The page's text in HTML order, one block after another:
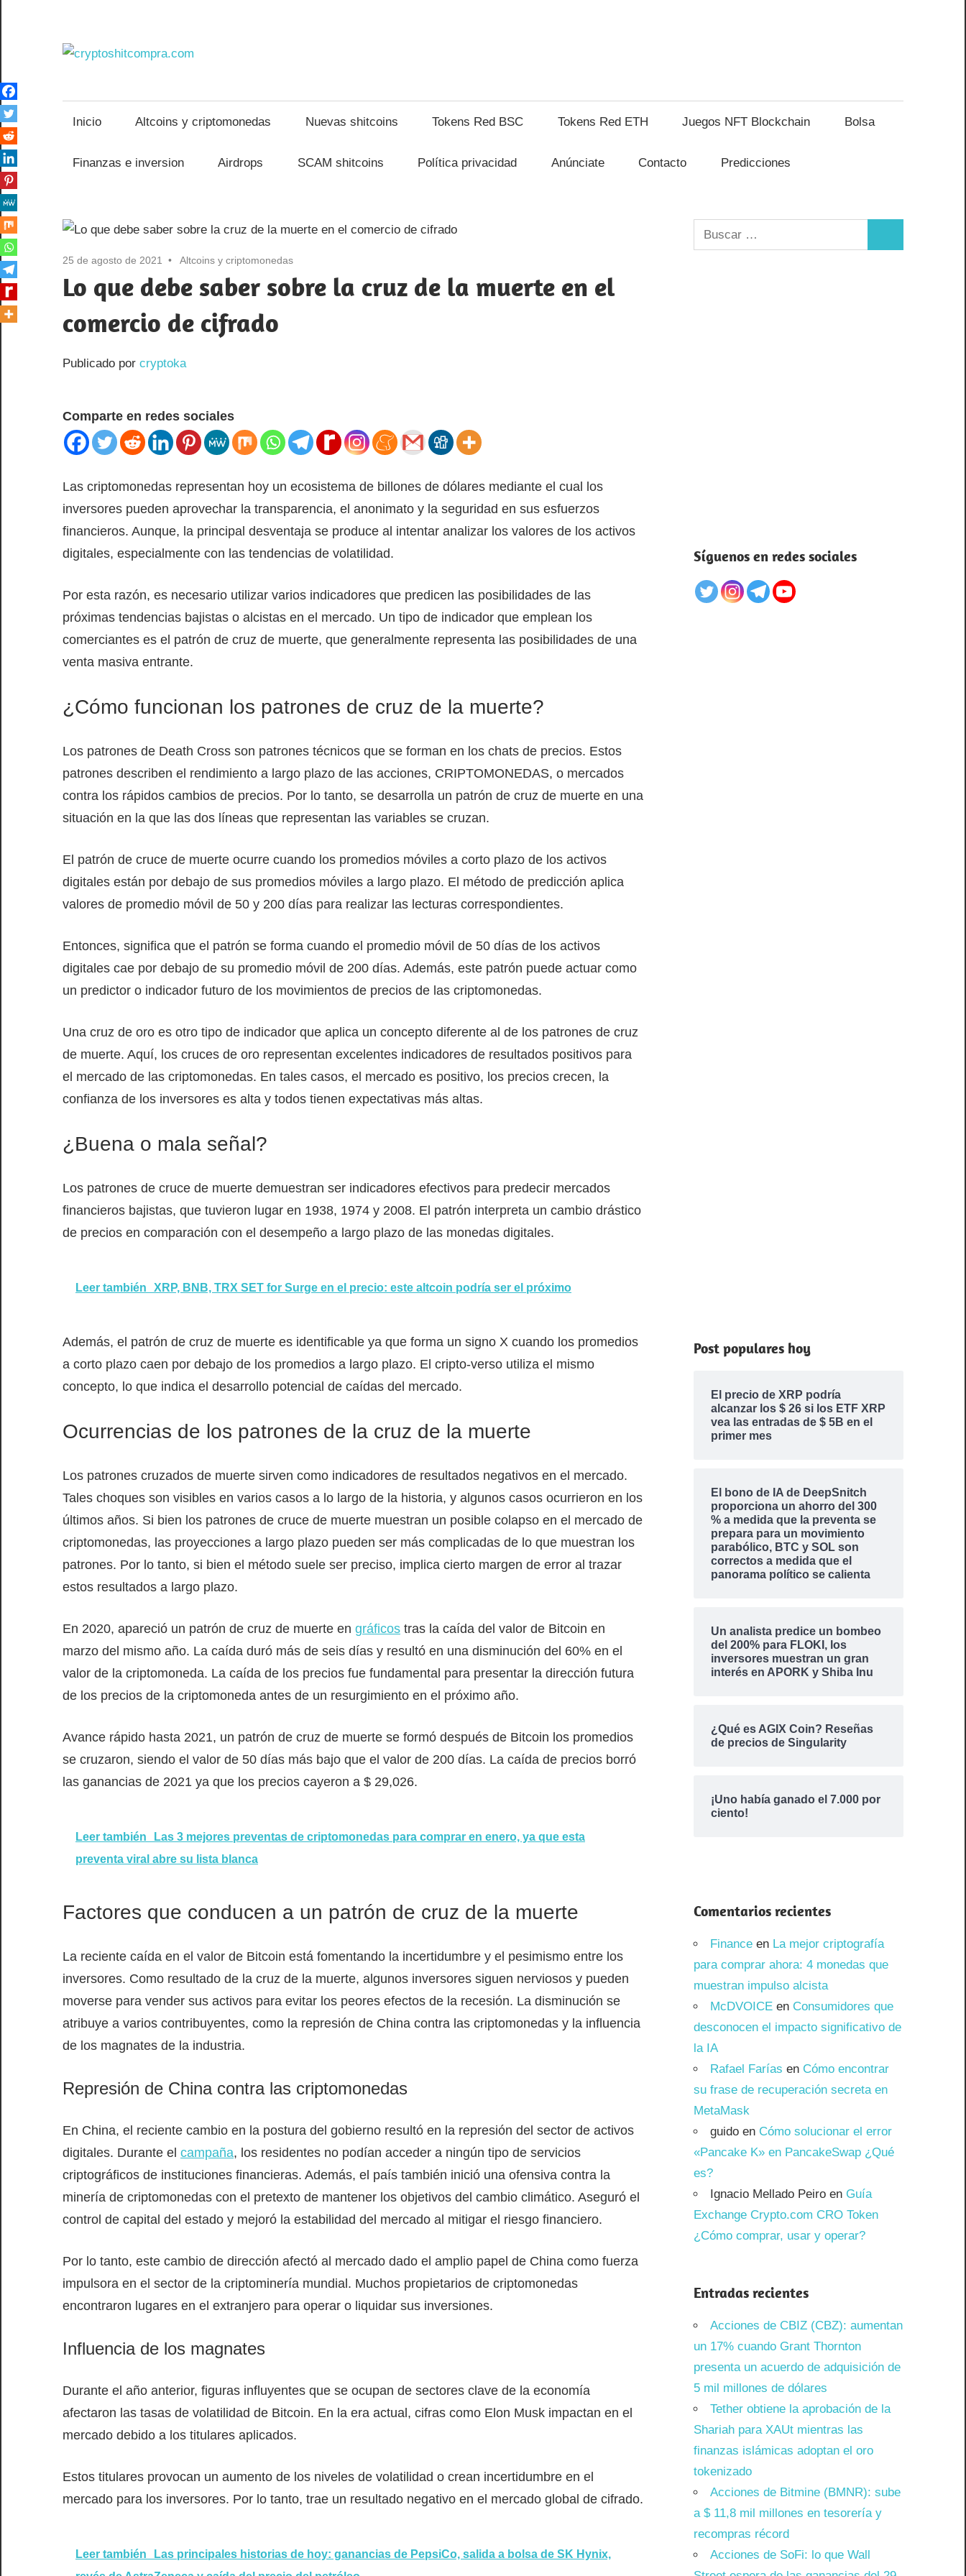
contenido
Inicio Altcoins y criptomonedas Nuevas shitcoins Tokens Red BSC Tokens Red ETH Juegos NFT Blockchain Bolsa
Finanzas e inversion Airdrops SCAM shitcoins Política privacidad Anúnciate Contacto Predicciones
25 de agosto de 2021 Altcoins y criptomonedas
Lo que debe saber sobre la cruz de la muerte en el
comercio de cifrado
Publicado por cryptoka
Comparte en redes sociales
Las criptomonedas representan hoy un ecosistema de billones de dólares mediante el cual los
inversores pueden aprovechar la transparencia, el anonimato y la seguridad en sus esfuerzos
financieros. Aunque, la principal desventaja se produce al intentar analizar los valores de los activos
digitales, especialmente con las tendencias de volatilidad.
Por esta razón, es necesario utilizar varios indicadores que predicen las posibilidades de las
próximas tendencias bajistas o alcistas en el mercado. Un tipo de indicador que emplean los
comerciantes es el patrón de cruz de muerte, que generalmente representa las posibilidades de una
venta masiva entrante.
¿Cómo funcionan los patrones de cruz de la muerte?
Los patrones de Death Cross son patrones técnicos que se forman en los chats de precios. Estos
patrones describen el rendimiento a largo plazo de las acciones, CRIPTOMONEDAS, o mercados
contra los rápidos cambios de precios. Por lo tanto, se desarrolla un patrón de cruz de muerte en una
situación en la que las dos líneas que representan las variables se cruzan.
El patrón de cruce de muerte ocurre cuando los promedios móviles a corto plazo de los activos
digitales están por debajo de sus promedios móviles a largo plazo. El método de predicción aplica
valores de promedio móvil de 50 y 200 días para realizar las lecturas correspondientes.
Entonces, significa que el patrón se forma cuando el promedio móvil de 50 días de los activos
digitales cae por debajo de su promedio móvil de 200 días. Además, este patrón puede actuar como
un predictor o indicador futuro de los movimientos de precios de las criptomonedas.
Una cruz de oro es otro tipo de indicador que aplica un concepto diferente al de los patrones de cruz
de muerte. Aquí, los cruces de oro representan excelentes indicadores de resultados positivos para
el mercado de las criptomonedas. En tales casos, el mercado es positivo, los precios crecen, la
confianza de los inversores es alta y todos tienen expectativas más altas.
¿Buena o mala señal?
Los patrones de cruce de muerte demuestran ser indicadores efectivos para predecir mercados
financieros bajistas, que tuvieron lugar en 1938, 1974 y 2008. El patrón interpreta un cambio drástico
de precios en comparación con el desempeño a largo plazo de las monedas digitales.
Leer también XRP, BNB, TRX SET for Surge en el precio: este altcoin podría ser el próximo
Además, el patrón de cruz de muerte es identificable ya que forma un signo X cuando los promedios
a corto plazo caen por debajo de los promedios a largo plazo. El cripto-verso utiliza el mismo
concepto, lo que indica el desarrollo potencial de caídas del mercado.
Ocurrencias de los patrones de la cruz de la muerte
Los patrones cruzados de muerte sirven como indicadores de resultados negativos en el mercado.
Tales choques son visibles en varios casos a lo largo de la historia, y algunos casos ocurrieron en los
últimos años. Si bien los patrones de cruce de muerte muestran un posible colapso en el mercado de
criptomonedas, las proyecciones a largo plazo pueden ser más complicadas de lo que muestran los
patrones. Por lo tanto, si bien el método suele ser preciso, implica cierto margen de error al trazar
estos resultados a largo plazo.
En 2020, apareció un patrón de cruz de muerte en gráficos tras la caída del valor de Bitcoin en
marzo del mismo año. La caída duró más de seis días y resultó en una disminución del 60% en el
valor de la criptomoneda. La caída de los precios fue fundamental para presentar la dirección futura
de los precios de la criptomoneda antes de un resurgimiento en el próximo año.
Avance rápido hasta 2021, un patrón de cruz de muerte se formó después de Bitcoin los promedios
se cruzaron, siendo el valor de 50 días más bajo que el valor de 200 días. La caída de precios borró
las ganancias de 2021 ya que los precios cayeron a $ 29,026.
Leer también
Las 3 mejores preventas de criptomonedas para comprar en enero, ya que esta
preventa viral abre su lista blanca
Factores que conducen a un patrón de cruz de la muerte
La reciente caída en el valor de Bitcoin está fomentando la incertidumbre y el pesimismo entre los
inversores. Como resultado de la cruz de la muerte, algunos inversores siguen nerviosos y pueden
moverse para vender sus activos para evitar los peores efectos de la recesión. La disminución se
atribuye a varios contribuyentes, como la represión de China contra las criptomonedas y la influencia
de los magnates de la industria.
Represión de China contra las criptomonedas
En China, el reciente cambio en la postura del gobierno resultó en la represión del sector de activos
digitales. Durante el campaña, los residentes no podían acceder a ningún tipo de servicios
criptográficos de instituciones financieras. Además, el país también inició una ofensiva contra la
minería de criptomonedas con el pretexto de mantener los objetivos del cambio climático. Aseguró el
control de capital del estado y mejoró la estabilidad del mercado al mitigar el riesgo financiero.
Por lo tanto, este cambio de dirección afectó al mercado dado el amplio papel de China como fuerza
impulsora en el sector de la criptominería mundial. Muchos propietarios de criptomonedas
encontraron lugares en el extranjero para operar o liquidar sus inversiones.
Influencia de los magnates
Durante el año anterior, figuras influyentes que se ocupan de sectores clave de la economía
afectaron las tasas de volatilidad de Bitcoin. En la era actual, cifras como Elon Musk impactan en el
mercado debido a los titulares aplicados.
Estos titulares provocan un aumento de los niveles de volatilidad o crean incertidumbre en el
mercado para los inversores. Por lo tanto, trae un resultado negativo en el mercado global de cifrado.
Leer también
Las principales historias de hoy: ganancias de PepsiCo, salida a bolsa de SK Hynix,
Buscar:
Síguenos en redes sociales
Post populares hoy
El precio de XRP podría
alcanzar los $ 26 si los ETF XRP
vea las entradas de $ 5B en el
primer mes
El bono de IA de DeepSnitch
proporciona un ahorro del 300
% a medida que la preventa se
prepara para un movimiento
parabólico, BTC y SOL son
correctos a medida que el
panorama político se calienta
Un analista predice un bombeo
del 200% para FLOKI, los
inversores muestran un gran
interés en APORK y Shiba Inu
¿Qué es AGIX Coin? Reseñas
de precios de Singularity
¡Uno había ganado el 7.000 por
ciento!
Comentarios recientes
Financeen La mejor criptografía
para comprar ahora: 4 monedas que
muestran impulso alcista
McDVOICEen Consumidores que
desconocen el impacto significativo de
la IA
Rafael Farías en Cómo encontrar
su frase de recuperación secreta en
MetaMask
guidoen Cómo solucionar el error
«Pancake K» en PancakeSwap ¿Qué
es?
Ignacio Mellado Peiroen Guía
Exchange Crypto.com CRO Token
¿Cómo comprar, usar y operar?
Entradas recientes
Acciones de CBIZ (CBZ): aumentan
un 17% cuando Grant Thornton
presenta un acuerdo de adquisición de
5 mil millones de dólares
Tether obtiene la aprobación de la
Shariah para XAUt mientras las
finanzas islámicas adoptan el oro
tokenizado
Acciones de Bitmine (BMNR): sube
a $ 11,8 mil millones en tesorería y
recompras récord
Acciones de SoFi: lo que Wall